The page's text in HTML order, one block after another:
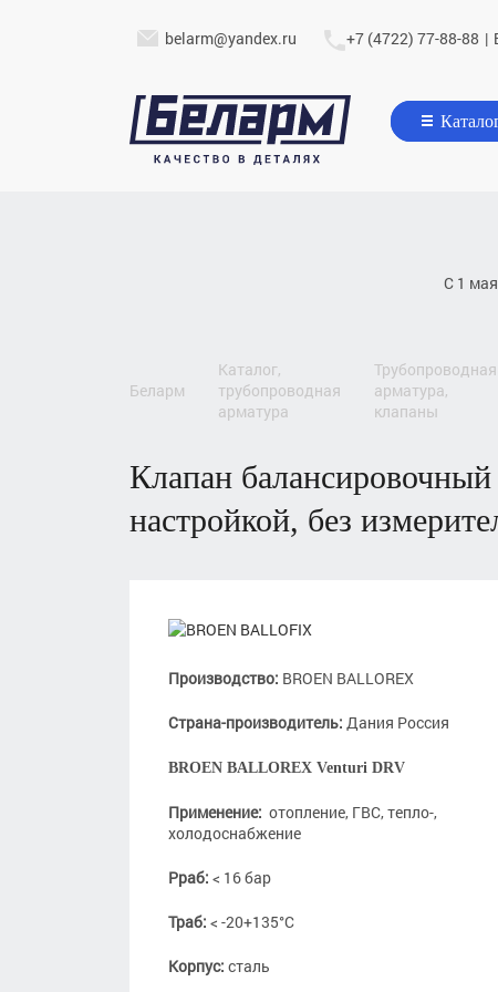
belarm@yandex.ru +7 (4722) 77-88-88 |
С 1
беларм
каталог,
трубопроводная
арматура
трубопроводная
арматура,
клапаны
клапан балансировочный статический ручной с предварительной
настройкой, без
Производство: BROEN BALLOREX
Страна-производитель: Дания Россия
BROEN BALLOREX Venturi DRV
Применение: отопление, ГВС, тепло-,
холодоснабжение
Рраб: < 16 бар
Траб: < -20+135°С
Корпус: сталь